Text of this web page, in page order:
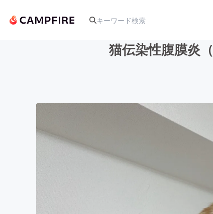
テクノロジー・ガジェット
猫伝染性腹膜炎